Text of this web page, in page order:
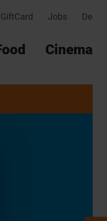
GiftCard Jobs De
Cinema